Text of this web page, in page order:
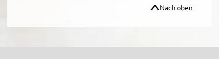
Nach oben